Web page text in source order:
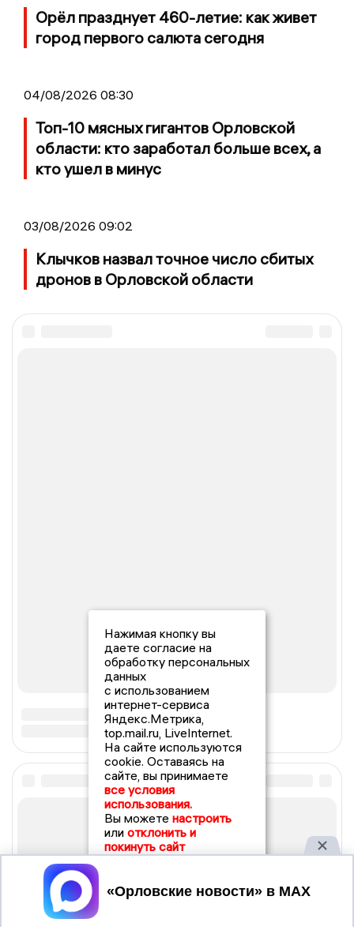
Орёл празднует 460-летие: как живет
город первого салюта сегодня
04/08/2026 08:30
Топ-10 мясных гигантов Орловской
области: кто заработал больше всех, а
кто ушел в минус
03/08/2026 09:02
Клычков назвал точное число сбитых
дронов в Орловской области
Нажимая кнопку вы
даете согласие на
обработку персональных
данных
с использованием
интернет-сервиса
Яндекс.Метрика,
top.mail.ru, LiveInternet.
На сайте используются
cookie. Оставаясь на
сайте, вы принимаете
все условия
использования.
Вы можете настроить
или отклонить и
покинуть сайт
Принять